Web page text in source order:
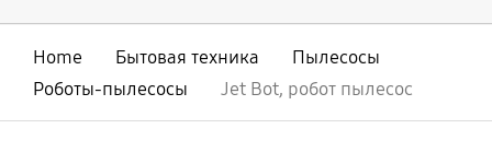
Home Бытовая техника
Пылесосы
Роботы-пылесосы
Jet Bot, робот пылесос